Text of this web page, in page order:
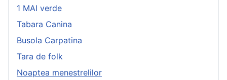
1 MAI verde
Tabara Canina
Busola Carpatina
Tara de folk
Noaptea menestrelilor